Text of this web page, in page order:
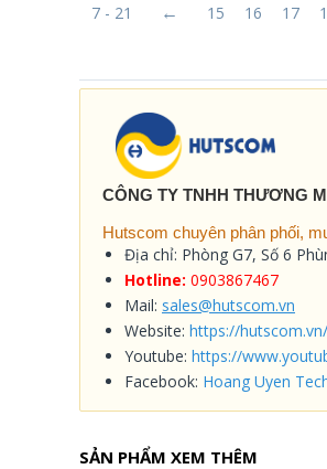
7 - 21 15 16 17
CÔNG TY TNHH THƯƠNG
Hutscom chuyên phân phối,
Địa chỉ: Phòng G7, Số 6
Hotline: 0903867467
Mail: sales@hutscom.vn
Website: https://hutscom.vn/
Youtube: https://
Facebook: Hoang Uyen
SẢN PHẨM XEM THÊM